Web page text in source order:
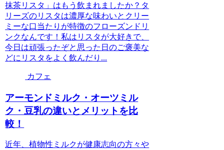
抹茶リスタ」はもう飲まれましたか？タ
リーズのリスタは濃厚な味わいとクリー
ミーな口当たりが特徴のフローズンドリ
ンクなんです！私はリスタが大好きで、
今日は頑張ったぞと思った日のご褒美な
どにリスタをよく飲んだり...
カフェ
アーモンドミルク・オーツミル
ク・豆乳の違いとメリットを比
較！
近年、植物性ミルクが健康志向の方々や